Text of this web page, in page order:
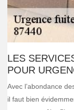
LES
POUR
Avec l’abondance
il faut bien